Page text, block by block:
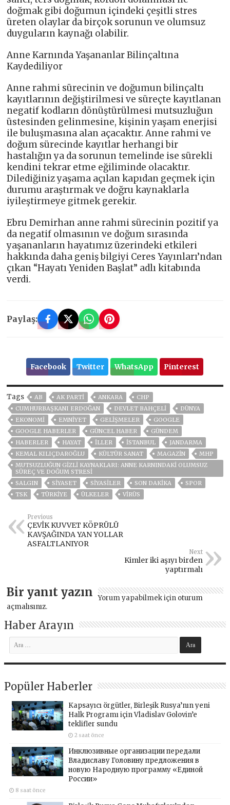
doğmak gibi doğumun içindeki çeşitli stres
üreten olaylar da birçok sorunun ve olumsuz
duyguların kaynağı olabilir.
Anne Karnında Yaşananlar Bilinçaltına
Kaydediliyor
Anne rahmi sürecinin ve doğumun bilinçaltı
kayıtlarının değiştirilmesi ve süreçte kayıtlanan
negatif kodların dönüştürülmesi mutsuzluğun
üstesinden gelinmesine, kişinin yaşam enerjisi
ile buluşmasına alan açacaktır. Anne rahmi ve
doğum sürecinde kayıtlar herhangi bir
hastalığın ya da sorunun temelinde ise sürekli
kendini tekrar etme eğiliminde olacaktır.
Dilediğiniz yaşama açılan kapıdan geçmek için
durumu araştırmak ve doğru kaynaklarla
iyileştirmeye gitmek gerekir.
Ebru Demirhan anne rahmi sürecinin pozitif ya
da negatif olmasının ve doğum sırasında
yaşananların hayatımız üzerindeki etkileri
hakkında daha geniş bilgiyi Ceres Yayınları’ndan
çıkan “Hayatı Yeniden Başlat” adlı kitabında
verdi.
Paylaş:
Facebook Twitter WhatsApp Pinterest
Tags AB AK PARTİ ANKARA
CHP
CUMHURBAŞKANI ERDOĞAN
DEVLET BAHÇELİ
DÜNYA
EKONOMİ
EMNİYET GELIŞMELER
GOOGLE
GOOGLE HABERLER
GÜNCEL HABER
GÜNDEM
HABERLER
HAYAT İLLER ISTANBUL
JANDARMA
KEMAL KILIÇDAROĞLU
KÜLTÜR SANAT MAGAZİN
MHP
MUTSUZLUĞUN GİZLİ KAYNAKLARI: ANNE KARNINDAKİ OLUMSUZ
SÜREÇ VE DOĞUM STRESİ
SALGIN
SİYASET SİYASİLER SON DAKIKA
SPOR
TSK
TÜRKİYE ÜLKELER VIRÜS
Previous
ÇEVİK KUVVET KÖPRÜLÜ
KAVŞAĞINDA YAN YOLLAR
ASFALTLANIYOR
Next
Kimler iki aşıyı birden
yaptırmalı
Bir yanıt yazın Yorum yapabilmek için oturum
açmalısınız.
Haber Arayın
Popüler Haberler
Kapsayıcı örgütler, Birleşik Rusya’nın yeni
Halk Programı için Vladislav Golovin’e
teklifler sundu
2 saat önce
Инклюзивные организации передали
Владиславу Головину предложения в
новую Народную программу «Единой
России»
8 saat önce